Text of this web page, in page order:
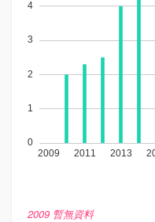
2009 暫無資料